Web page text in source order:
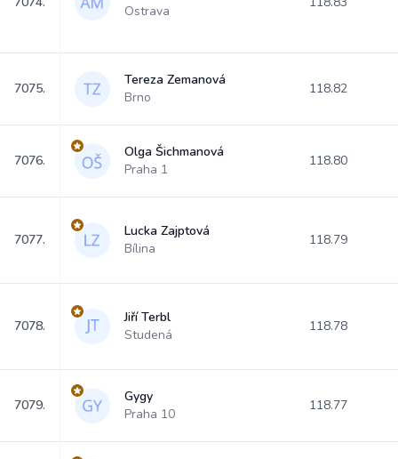
Ostrava
7075.
Tereza Zemanová
Brno
118.82
7076.
Olga Šichmanová
Praha 1
118.80
7077.
Lucka Zajptová
Bílina
118.79
7078.
Jiří Terbl
Studená
118.78
7079.
Gygy
Praha 10
118.77